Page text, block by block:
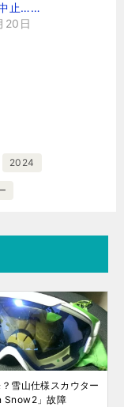
止……
20日
2024
雪山仕様スカウター
Snow2」故障